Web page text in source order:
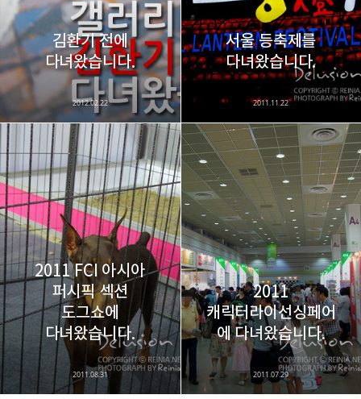
김환기 전에
다녀왔습니다.
2012.02.22
서울 등축제를
다녀왔습니다.
2011.11.22
2011 FCI 아시아
퍼시픽 섹션
도그쇼에
다녀왔습니다.
2011.08.31
2011
캐릭터라이선싱페어
에 다녀왔습니다.
2011.07.29